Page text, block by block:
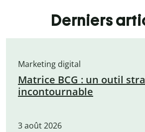
Derniers
Marketing digital
Matrice BCG : un outil
incontournable
3 août 2026